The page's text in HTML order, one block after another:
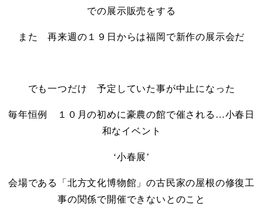
での展示販売をする
また 再来週の１９日からは福岡で新作の展示会だ
でも一つだけ 予定していた事が中止になった
毎年恒例 １０月の初めに豪農の館で催される…小春日
和なイベント
‘小春展’
会場である「北方文化博物館」の古民家の屋根の修復工
事の関係で開催できないとのこと